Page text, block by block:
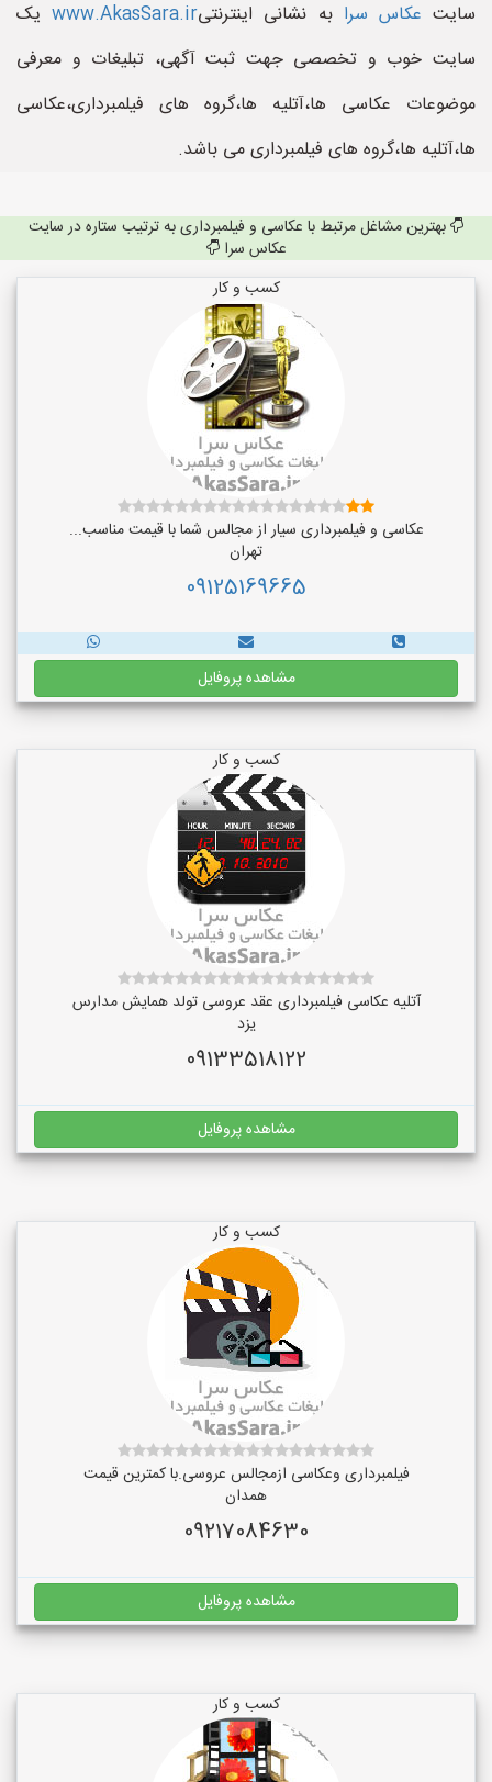
سایت عکاس سرا به نشانی اینترنتیwww.AkasSara.irیک
سایت خوب و تخصصی جهت ثبت آگهی، تبلیغات و معرفی
موضوعات عکاسی ها،آتلیه ها،گروه های فیلمبرداری،عکاسی
ها،آتلیه ها،گروه های فیلمبرداری می باشد.
بهترین مشاغل مرتبط با عکاسی و فیلمبرداری به ترتیب ستاره در سایت
عکاس سرا
کسب و کار
عکاسی و فیلمبرداری سیار از مجالس شما با قیمت مناسب...
تهران
09125169665
مشاهده پروفایل
کسب و کار
آتلیه عکاسی فیلمبرداری عقد عروسی تولد همایش مدارس
یزد
09133518122
مشاهده پروفایل
کسب و کار
فیلمبرداری وعکاسی ازمجالس عروسی.با کمترین قیمت
همدان
09217084630
مشاهده پروفایل
کسب و کار